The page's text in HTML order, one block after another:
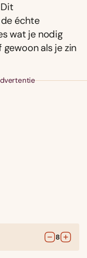
échte
wat je nodig
als je zin
8